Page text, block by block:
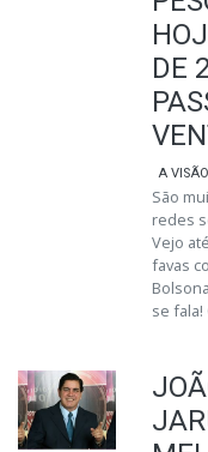
DE
A
São
redes
Vejo
favas
se fala!